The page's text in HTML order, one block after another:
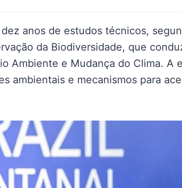
anos de estudos técnicos,
da Biodiversidade, que
Ambiente e Mudança do Clima. A
ambientais e mecanismos para